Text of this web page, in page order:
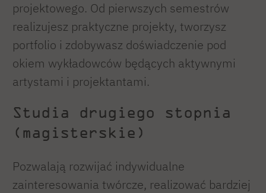
projektowego. Od pierwszych semestrów
realizujesz praktyczne projekty, tworzysz
portfolio i zdobywasz doświadczenie pod
okiem wykładowców będących aktywnymi
artystami i projektantami.
Studia drugiego stopnia
(magisterskie)
Pozwalają rozwijać indywidualne
zainteresowania twórcze, realizować bardziej